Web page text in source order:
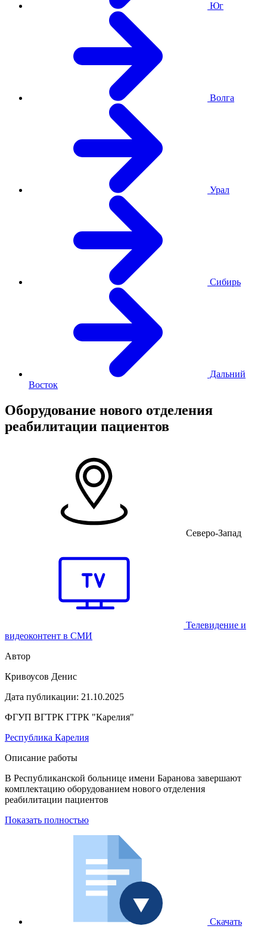
Юг
Волга
Урал
Сибирь
Дальний
Восток
Оборудование нового отделения
реабилитации пациентов
Северо-Запад
Телевидение и
видеоконтент в СМИ
Автор
Кривоусов Денис
Дата публикации: 21.10.2025
ФГУП ВГТРК ГТРК "Карелия"
Республика Карелия
Описание работы
В Республиканской больнице имени Баранова завершают
комплектацию оборудованием нового отделения
реабилитации пациентов
Показать полностью
Скачать